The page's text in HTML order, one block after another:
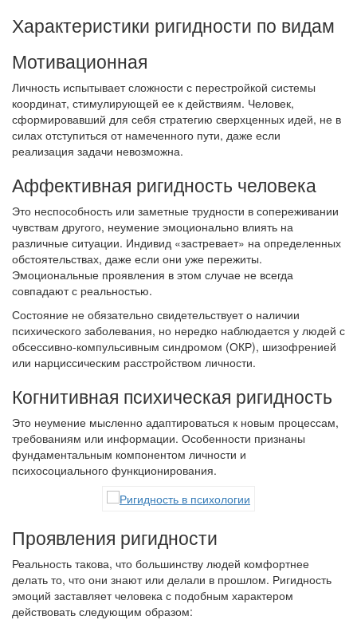
Характеристики ригидности по видам
Мотивационная
Личность испытывает сложности с перестройкой системы
координат, стимулирующей ее к действиям. Человек,
сформировавший для себя стратегию сверхценных идей, не в
силах отступиться от намеченного пути, даже если
реализация задачи невозможна.
Аффективная ригидность человека
Это неспособность или заметные трудности в сопереживании
чувствам другого, неумение эмоционально влиять на
различные ситуации. Индивид «застревает» на определенных
обстоятельствах, даже если они уже пережиты.
Эмоциональные проявления в этом случае не всегда
совпадают с реальностью.
Состояние не обязательно свидетельствует о наличии
психического заболевания, но нередко наблюдается у людей с
обсессивно-компульсивным синдромом (ОКР), шизофренией
или нарциссическим расстройством личности.
Когнитивная психическая ригидность
Это неумение мысленно адаптироваться к новым процессам,
требованиям или информации. Особенности признаны
фундаментальным компонентом личности и
психосоциального функционирования.
Проявления ригидности
Реальность такова, что большинству людей комфортнее
делать то, что они знают или делали в прошлом. Ригидность
эмоций заставляет человека с подобным характером
действовать следующим образом: